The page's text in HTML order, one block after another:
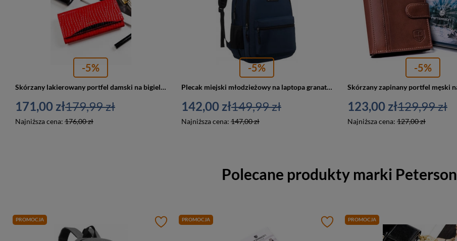
-5%
Skórzany lakierowany portfel damski na bigiel czerwony Peterson PTN MC-467
171,00 zł
Najniższa cena: 176,00 zł
179,99 zł
-5%
Plecak miejski młodzieżowy na laptopa granatowy - Peterson 79902
142,00 zł
Najniższa cena: 147,00 zł
149,99 zł
-5%
123,00 zł
Najniższa cena: 127,00 zł
129,99 zł
Polecane produkty marki Peterson
PROMOCJA PROMOCJA PROMOCJA